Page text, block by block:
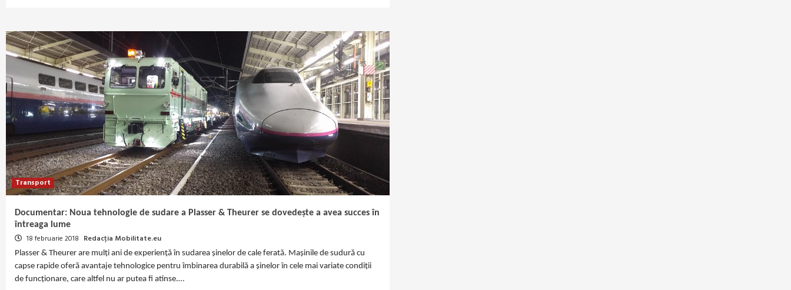
Transport
Documentar: Noua tehnologie de sudare a Plasser & Theurer se dovedește a avea succes în
întreaga lume
18 februarie 2018 Redacția Mobilitate.eu
Plasser & Theurer are mulți ani de experiență în sudarea șinelor de cale ferată. Mașinile de sudură cu
capse rapide oferă avantaje tehnologice pentru îmbinarea durabilă a șinelor în cele mai variate condiții
de funcționare, care altfel nu ar putea fi atinse.…